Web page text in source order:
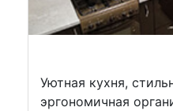
Уютная кухня,
эргономичная